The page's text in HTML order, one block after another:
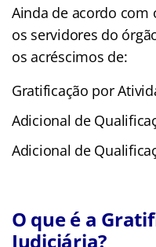
Ainda de acordo com
os servidores do
os acréscimos de:
Gratificação por
Adicional de
Adicional de
O que é a
Judiciária?